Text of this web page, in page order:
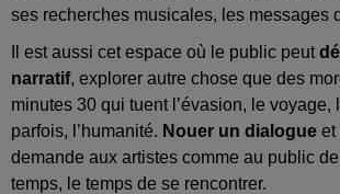
ses recherches musicales, les messages
Il est aussi cet espace où le public peut
narratif, explorer autre chose que des
minutes 30 qui tuent l’évasion, le voyage,
parfois, l’humanité. Nouer un dialogue et
demande aux artistes comme au public
temps, le temps de se rencontrer.